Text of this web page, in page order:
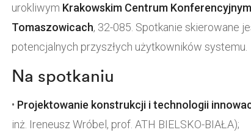
urokliwym Krakowskim Centrum
Tomaszowicach, 32-085. Spotkanie skierowane
potencjalnych przyszłych użytkowników systemu.
Na spotkaniu
• Projektowanie konstrukcji i technologii
inż. Ireneusz Wróbel, prof. ATH BIELSKO-BIAŁA);